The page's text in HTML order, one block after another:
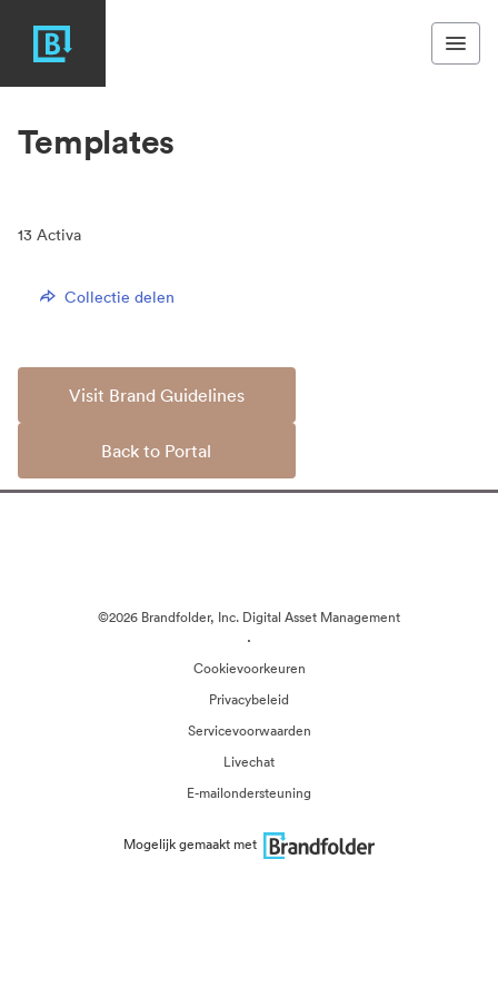
Templates
13 Activa
Collectie delen
Visit Brand Guidelines
Back to Portal
©2026 Brandfolder, Inc. Digital Asset Management
·
Cookievoorkeuren
Privacybeleid
Servicevoorwaarden
Livechat
E-mailondersteuning
Mogelijk gemaakt met